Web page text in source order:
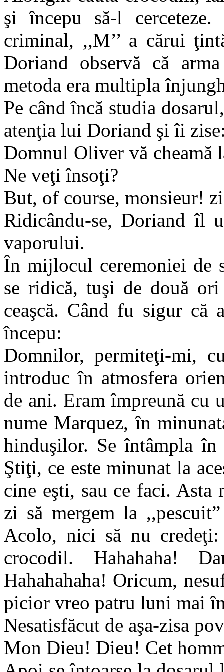
şi începu să-l
criminal, ,,M’’ a cărui
Doriand observă că
metoda era multipla
Pe când încă studia
atenţia lui Doriand şi îi
Domnul Oliver vă cheamă
Ne veţi însoţi?
But, of course, monsieur!
Ridicându-se, Doriand îl
vaporului.
În mijlocul ceremoniei de
se ridică, tuşi de două
ceaşcă. Când fu sigur că
începu:
Domnilor, permiteţi-mi,
introduc în atmosfera
de ani. Eram împreună cu
nume Marquez, în
hinduşilor. Se întâmpla în
Ştiţi, ce este minunat la
cine eşti, sau ce faci. Asta
zi să mergem la
Acolo, nici să nu
crocodil. Hahahaha!
Hahahahaha! Oricum,
picior vreo patru luni mai
Nesatisfăcut de aşa-zisa
Mon Dieu! Dieu! Cet